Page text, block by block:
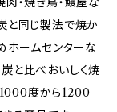
と同じ製法で焼か
ホームセンターな
と比べおいしく焼
1000度から1200